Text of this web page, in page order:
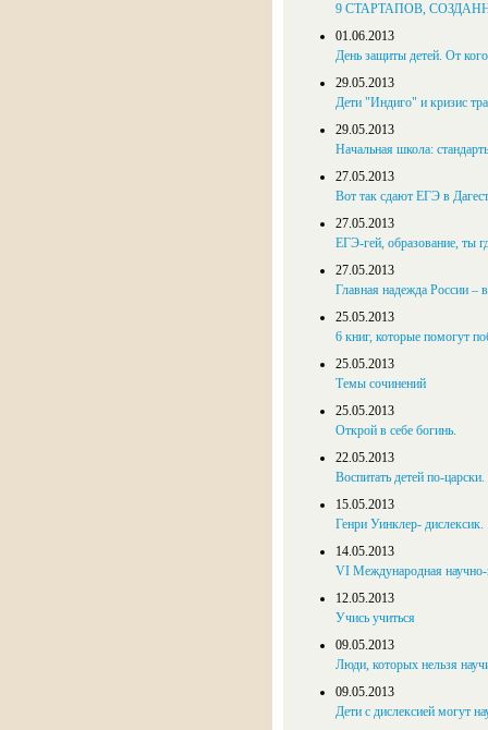
9 СТАРТАПОВ,
01.06.2013
День защиты детей. От
29.05.2013
Дети "Индиго" и кризис
29.05.2013
Начальная школа:
27.05.2013
Вот так сдают ЕГЭ в
27.05.2013
ЕГЭ-гей, образование, ты
27.05.2013
Главная надежда России –
25.05.2013
6 книг, которые помогут
25.05.2013
Темы сочинений
25.05.2013
Открой в себе богинь.
22.05.2013
Воспитать детей по-царски.
15.05.2013
Генри Уинклер- дислексик.
14.05.2013
VI Международная научно-
12.05.2013
Учись учиться
09.05.2013
Люди, которых нельзя
09.05.2013
Дети с дислексией могут